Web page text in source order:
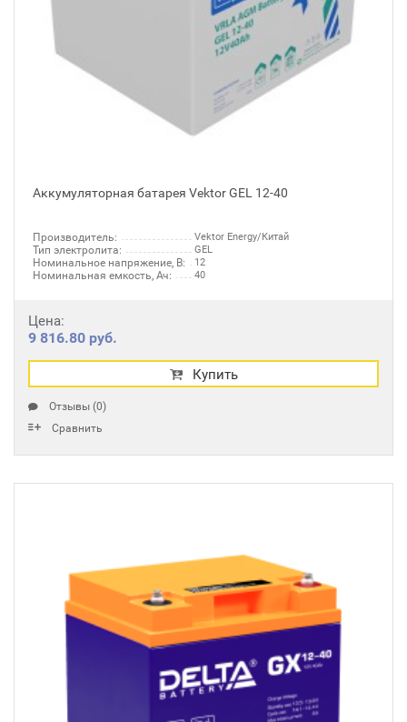
Аккумуляторная батарея Vektor GЕL 12-40
Производитель: Vektor Energy/Китай
Тип электролита: GEL
Номинальное напряжение, В: 12
Номинальная емкость, Ач: 40
Цена:
9 816.80 руб.
Купить
Отзывы (0)
Сравнить